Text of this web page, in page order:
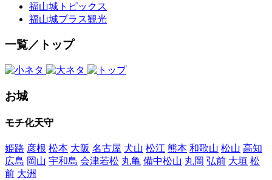
福山城トピックス
福山城プラス観光
一覧／トップ
お城
モチ化天守
姫路 彦根 松本 大阪 名古屋 犬山 松江 熊本 和歌山 松山 高知
広島 岡山 宇和島 会津若松 丸亀 備中松山 丸岡 弘前 大垣 松
前 大洲